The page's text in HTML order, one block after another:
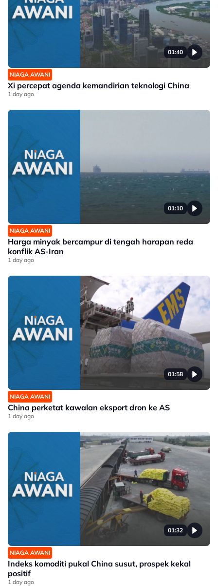
01:40
NIAGA AWANI
Xi percepat agenda kemandirian teknologi China
1 day ago
01:10
NIAGA AWANI
Harga minyak bercampur di tengah harapan reda
konflik AS-Iran
1 day ago
01:58
NIAGA AWANI
China perketat kawalan eksport dron ke AS
1 day ago
01:32
NIAGA AWANI
Indeks komoditi pukal China susut, prospek kekal
positif
1 day ago